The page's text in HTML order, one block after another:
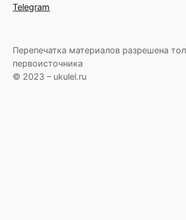
Telegram
Перепечатка материалов разрешена
первоисточника
© 2023 – ukulel.ru